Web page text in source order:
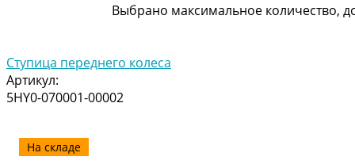
Выбрано максимальное количество,
Ступица переднего колеса
Артикул:
5HY0-070001-00002
На складе